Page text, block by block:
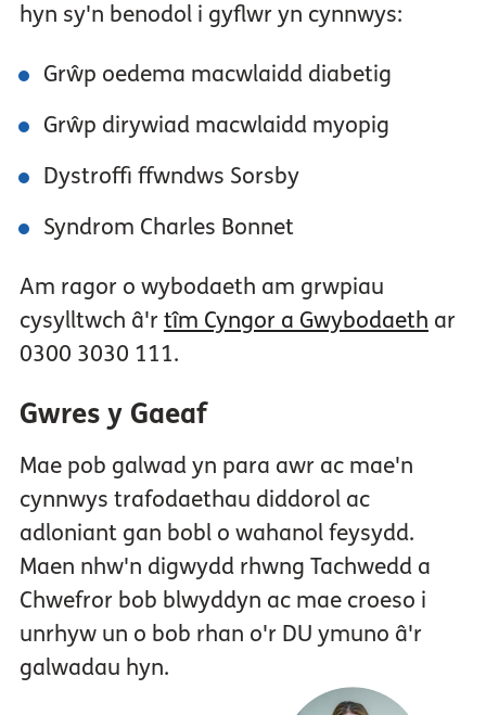
hyn sy'n benodol i gyflwr yn cynnwys:
Grŵp oedema macwlaidd diabetig
Grŵp dirywiad macwlaidd myopig
Dystroffi ffwndws Sorsby
Syndrom Charles Bonnet
Am ragor o wybodaeth am grwpiau
cysylltwch â'r tîm Cyngor a Gwybodaeth ar
0300 3030 111.
Gwres y Gaeaf
Mae pob galwad yn para awr ac mae'n
cynnwys trafodaethau diddorol ac
adloniant gan bobl o wahanol feysydd.
Maen nhw'n digwydd rhwng Tachwedd a
Chwefror bob blwyddyn ac mae croeso i
unrhyw un o bob rhan o'r DU ymuno â'r
galwadau hyn.